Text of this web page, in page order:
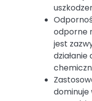
odporne
jest
dominuje